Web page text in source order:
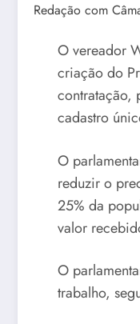
Redação com
O vereador
criação do
contratação,
cadastro
O
reduzir o
25% da
valor
O
trabalho,